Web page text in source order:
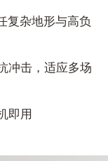
复杂地形与高负
冲击，适应多场
即用